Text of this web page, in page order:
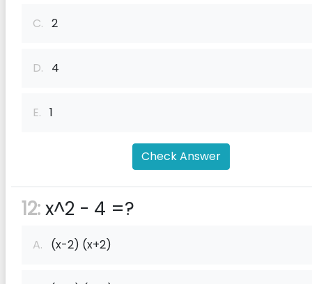
C. 2
D. 4
E. 1
Check Answer
12:x^2 - 4 =?
A. (x-2) (x+2)